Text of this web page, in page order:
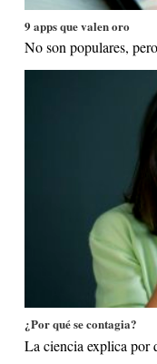
9 apps que valen oro
No son populares,
¿Por qué se contagia?
La ciencia explica por